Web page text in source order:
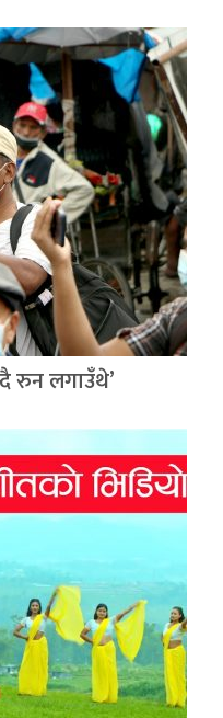
रुन लगाउँथे’